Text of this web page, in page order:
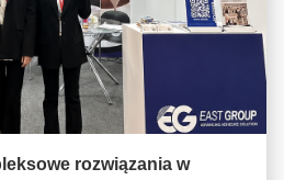
rozwiązania w